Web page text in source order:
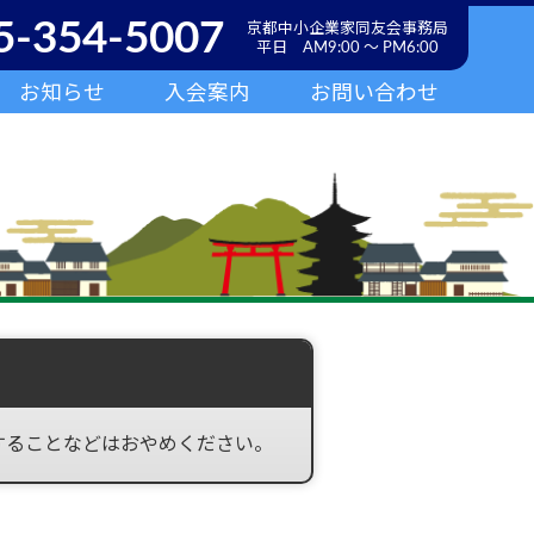
お知らせ 入会案内 お問い合わせ
354-5007
京都中小企業家同友会事務局
平日 AM9:00 ～ PM6:00
ことなどはおやめください。